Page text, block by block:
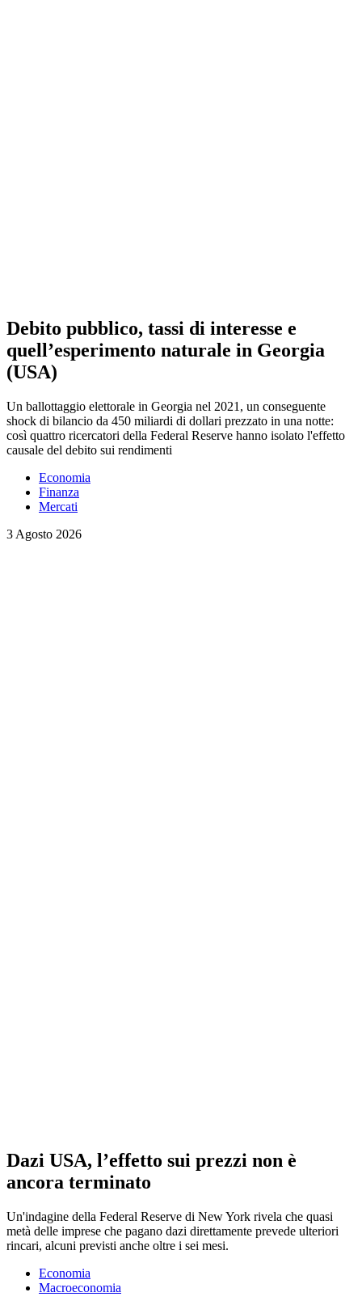
Debito pubblico, tassi di interesse e
quell’esperimento naturale in Georgia
(USA)
Un ballottaggio elettorale in Georgia nel 2021, un conseguente
shock di bilancio da 450 miliardi di dollari prezzato in una notte:
così quattro ricercatori della Federal Reserve hanno isolato l'effetto
causale del debito sui rendimenti
Economia
Finanza
Mercati
3 Agosto 2026
Dazi USA, l’effetto sui prezzi non è
ancora terminato
Un'indagine della Federal Reserve di New York rivela che quasi
metà delle imprese che pagano dazi direttamente prevede ulteriori
rincari, alcuni previsti anche oltre i sei mesi.
Economia
Macroeconomia